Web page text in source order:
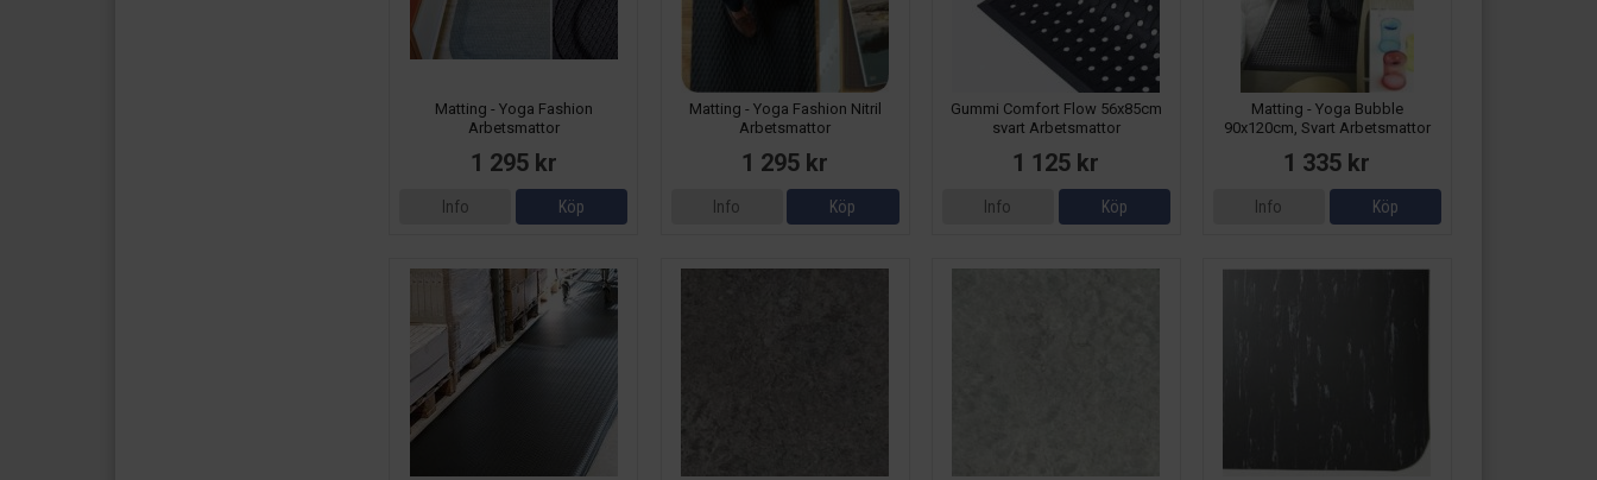
Matting - Yoga Fashion
Arbetsmattor
1 295 kr
Info Köp
Matting - Yoga Fashion Nitril
Arbetsmattor
1 295 kr
Info Köp
Gummi Comfort Flow 56x85cm
svart Arbetsmattor
1 125 kr
Info Köp
Matting - Yoga Bubble
90x120cm, Svart Arbetsmattor
1 335 kr
Info Köp